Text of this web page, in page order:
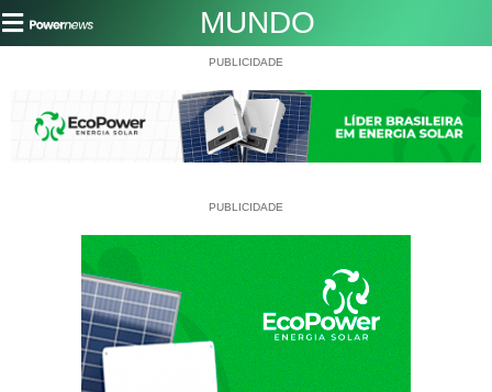
MUNDO
PUBLICIDADE
PUBLICIDADE